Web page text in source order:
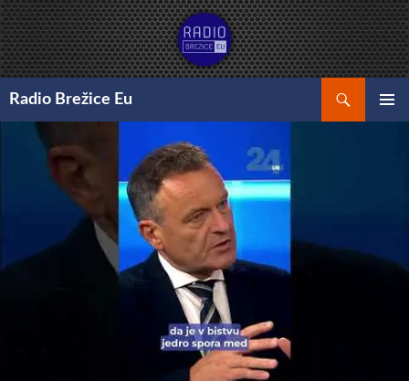
Preskoči
na
vsebino
Radio Brežice Eu